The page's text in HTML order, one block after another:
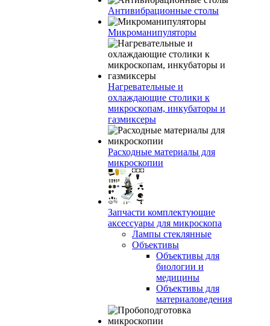
Антивибрационные столы
Микроманипуляторы
Нагревательные и
охлаждающие столики к
микроскопам, инкубаторы и
газмиксеры
Расходные материалы для
микроскопии
Запчасти комплектующие
аксессуары для микроскопа
Лампы стеклянные
Объективы
Объективы для
биологии и
медицины
Объективы для
материаловедения